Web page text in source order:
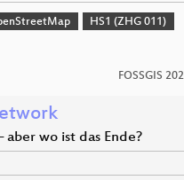
HS1 (ZHG 011)
FOSSGIS
aber wo ist das Ende?